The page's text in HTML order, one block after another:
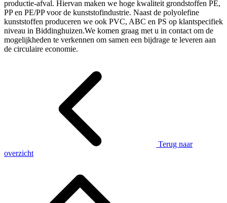
productie-afval. Hiervan maken we hoge kwaliteit grondstoffen PE,
PP en PE/PP voor de kunststofindustrie. Naast de polyolefine
kunststoffen produceren we ook PVC, ABC en PS op klantspecifiek
niveau in Biddinghuizen.We komen graag met u in contact om de
mogelijkheden te verkennen om samen een bijdrage te leveren aan
de circulaire economie.
Terug naar
overzicht